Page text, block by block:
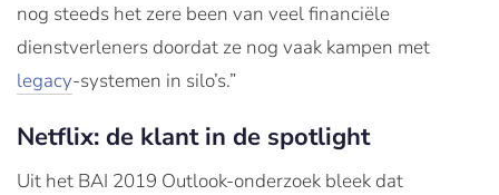
nog steeds het zere been van veel financiële
dienstverleners doordat ze nog vaak kampen met
legacy-systemen in silo’s.”
Netflix: de klant in de spotlight
Uit het BAI 2019 Outlook-onderzoek bleek dat